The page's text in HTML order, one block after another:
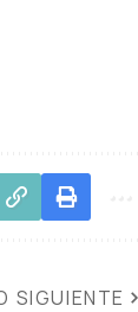
SIGUIENTE